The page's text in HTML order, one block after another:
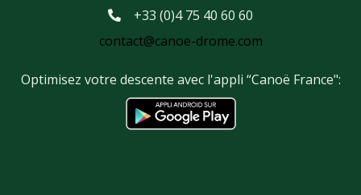
+33 (0)4 75 40 60 60
contact@canoe-drome.com
Optimisez votre descente avec l'appli “Canoë France":